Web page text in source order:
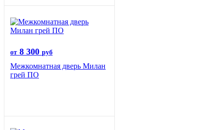
от 8 300 руб
Межкомнатная дверь Милан
грей ПО